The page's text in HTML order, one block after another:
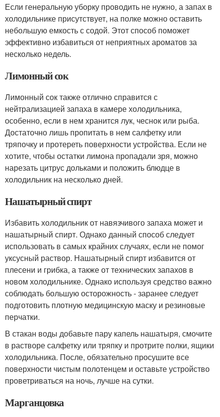
Если генеральную уборку проводить не нужно, а запах в
холодильнике присутствует, на полке можно оставить
небольшую емкость с содой. Этот способ поможет
эффективно избавиться от неприятных ароматов за
несколько недель.
Лимонный сок
Лимонный сок также отлично справится с
нейтрализацией запаха в камере холодильника,
особенно, если в нем хранится лук, чеснок или рыба.
Достаточно лишь пропитать в нем салфетку или
тряпочку и протереть поверхности устройства. Если не
хотите, чтобы остатки лимона пропадали зря, можно
нарезать цитрус дольками и положить блюдце в
холодильник на несколько дней.
Нашатырный спирт
Избавить холодильник от навязчивого запаха может и
нашатырный спирт. Однако данный способ следует
использовать в самых крайних случаях, если не помог
уксусный раствор. Нашатырный спирт избавится от
плесени и грибка, а также от технических запахов в
новом холодильнике. Однако используя средство важно
соблюдать большую осторожность - заранее следует
подготовить плотную медицинскую маску и резиновые
перчатки.
В стакан воды добавьте пару капель нашатыря, смочите
в растворе салфетку или тряпку и протрите полки, ящики
холодильника. После, обязательно просушите все
поверхности чистым полотенцем и оставьте устройство
проветриваться на ночь, лучше на сутки.
Марганцовка